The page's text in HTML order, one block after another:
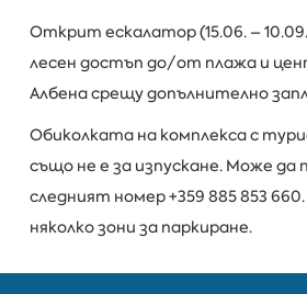
Открит ескалатор (15.06. –
лесен достъп до/от плажа и
Албена срещу допълнително
Обиколката на комплекса с
също не е за изпускане. Може да
следният номер +359 885 853
няколко зони за паркиране.